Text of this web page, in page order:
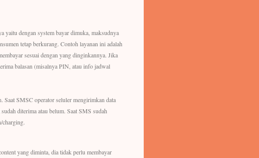
dengan system bayar dimuka, maksudnya
tetap berkurang. Contoh layanan ini adalah
sesuai dengan yang dinginkannya. Jika
balasan (misalnya PIN, atau info jadwal
Saat SMSC operator seluler mengirimkan data
diterima atau belum. Saat SMS sudah
charging.
yang diminta, dia tidak perlu membayar